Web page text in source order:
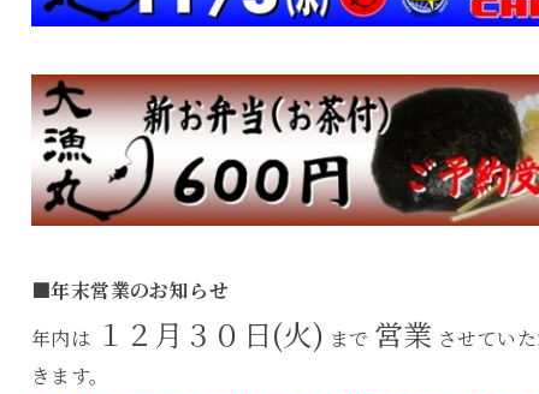
■年末営業のお知らせ
年内は １２月３０日(火) まで 営業 させてい
きます。